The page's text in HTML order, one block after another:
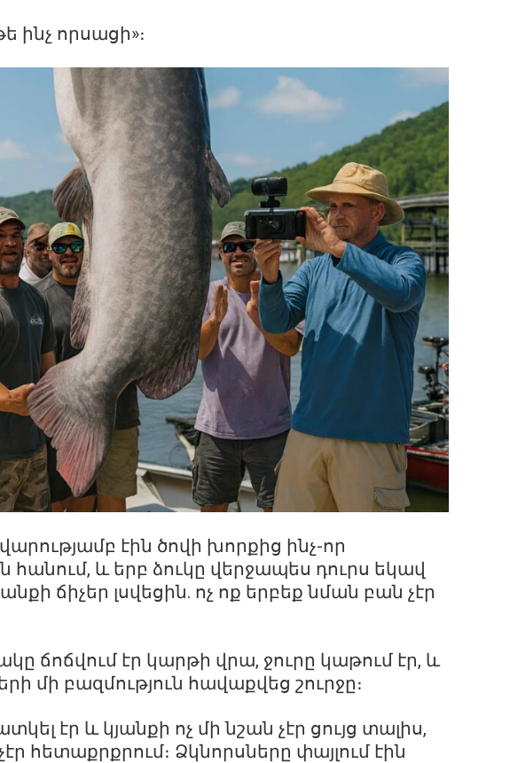
ինչ որսացի»։
էին ծովի խորքից ինչ-որ
հանում, և երբ ձուկը վերջապես դուրս եկավ
ճիչեր լսվեցին. ոչ ոք երբեք նման բան չէր
ճոճվում էր կարթի վրա, ջուրը կաթում էր, և
մի բազմություն հավաքվեց շուրջը։
էր և կյանքի ոչ մի նշան չէր ցույց տալիս,
հետաքրքրում։ Ձկնորսները փայլում էին